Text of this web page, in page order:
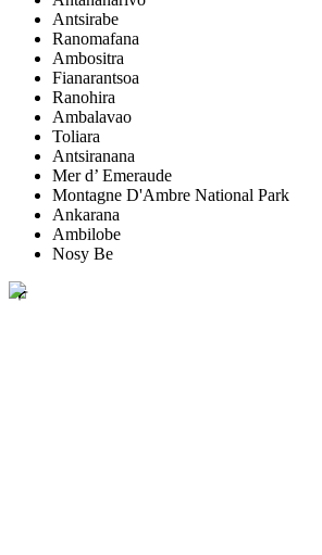
Antsirabe
Ranomafana
Ambositra
Fianarantsoa
Ranohira
Ambalavao
Toliara
Antsiranana
Mer d’ Emeraude
Montagne D'Ambre National Park
Ankarana
Ambilobe
Nosy Be